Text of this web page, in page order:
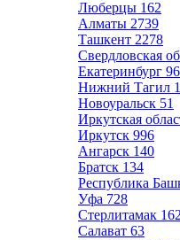
Люберцы 162
Алматы 2739
Ташкент 2278
Свердловская
Екатеринбург
Нижний Тагил
Новоуральск 51
Иркутская
Иркутск 996
Ангарск 140
Братск 134
Республика
Уфа 728
Стерлитамак 162
Салават 63